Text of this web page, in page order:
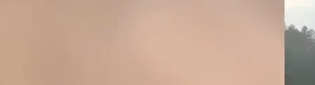
области зафиксировали